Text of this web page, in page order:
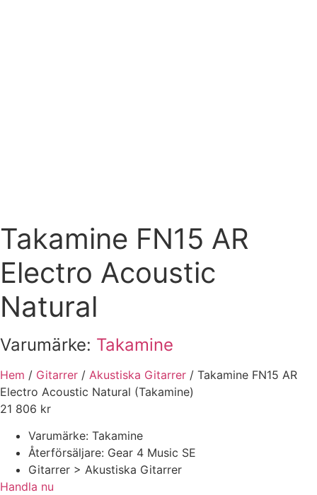
Takamine FN15 AR
Electro Acoustic
Natural
Varumärke: Takamine
Hem / Gitarrer / Akustiska Gitarrer / Takamine FN15 AR
Electro Acoustic Natural (Takamine)
21 806 kr
Varumärke: Takamine
Återförsäljare: Gear 4 Music SE
Gitarrer > Akustiska Gitarrer
Handla nu